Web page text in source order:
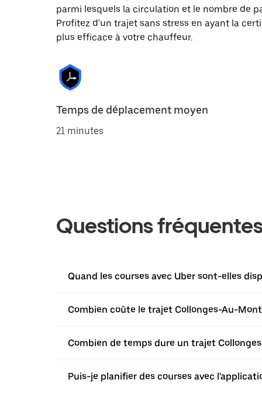
parmi lesquels la circulation et le nombre de
Profitez d'un trajet sans stress en ayant la
plus efficace à votre chauffeur.
Temps de déplacement moyen
21 minutes
Questions
Quand les courses avec Uber sont-elles
Combien coûte le trajet Collonges-Au-
Combien de temps dure un trajet
Puis-je planifier des courses avec